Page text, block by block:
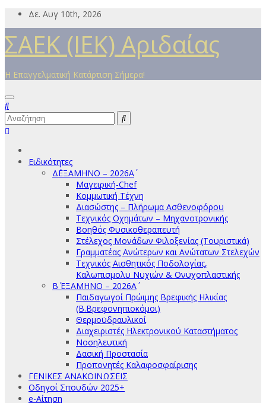
Μετάβαση
περιεχόμενο
Δε. Αυγ 10th, 2026
ΣΑΕΚ (ΙΕΚ) Αριδαίας
Η Επαγγελματική Κατάρτιση Σήμερα!
Ειδικότητες
Δ΄ΕΞΑΜΗΝΟ – 2026Α΄
Μαγειρική-Chef
Κομμωτική Τέχνη
Διασώστης – Πλήρωμα Ασθενοφόρου
Τεχνικός Οχημάτων – Μηχανοτρονικής
Βοηθός Φυσικοθεραπευτή
Στέλεχος Μονάδων Φιλοξενίας (Τουριστικά)
Γραμματέας Ανώτερων και Ανώτατων Στελεχών
Τεχνικός Αισθητικός Ποδολογίας,
Καλωπισμολυ Νυχιών & Ονυχοπλαστικής
Β΄ ΕΞΑΜΗΝΟ – 2026Α΄
Παιδαγωγοί Πρώιμης Βρεφικής Ηλικίας
(Β.Βρεφονηπιοκόμοι)
Θερμοϋδραυλικοί
Διαχειριστές Ηλεκτρονικού Καταστήματος
Νοσηλευτική
Δασική Προστασία
Προπονητές Καλαφοσφαίρισης
ΓΕΝΙΚΕΣ ΑΝΑΚΟΙΝΩΣΕΙΣ
Οδηγοί Σπουδών 2025+
e-Αίτηση